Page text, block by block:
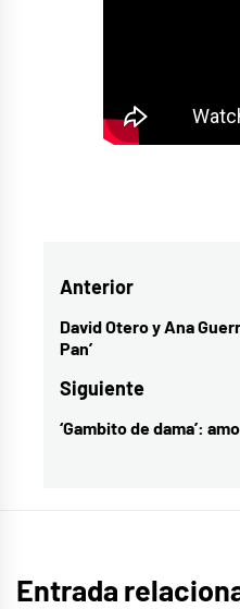
Suárez
cantautor,
nacional
Navegación
de
Anterior
Entrada
anterior:
David Otero y Ana
Pan’
Siguiente
Entrada
‘Gambito de dama’:
Entrada